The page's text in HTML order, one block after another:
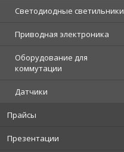
Светодиодные светильники
Приводная электроника
Оборудование для
коммутации
Датчики
Прайсы
Презентации